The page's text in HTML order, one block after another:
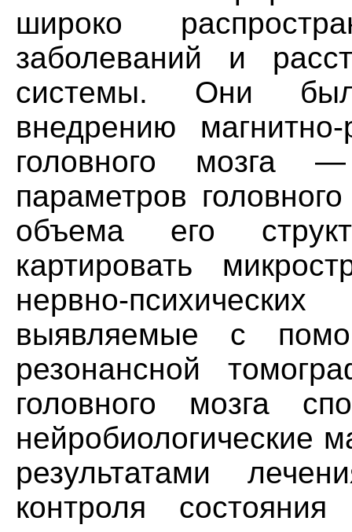
широко
заболеваний и
системы. Они
внедрению
головного мозга —
параметров
объема его
картировать
нервно-
выявляемые с
резонансной
головного мозга
нейробиологические
результатами
контроля